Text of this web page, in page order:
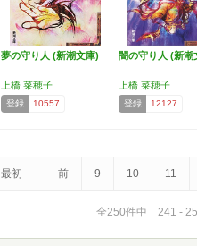
夢の守り人 (新潮文庫)
上橋 菜穂子
登録 10557
闇の守り人 (新潮
上橋 菜穂子
登録 12127
最初 前 9 10 11
全250件中 241 -